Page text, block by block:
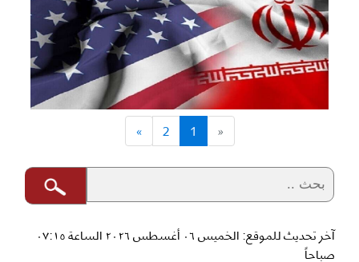
«
1
2
»
آخر تحديث للموقع: الخميس ٠٦ أغسطس ٢٠٢٦ الساعة ٠٧:١٥
صباحاً